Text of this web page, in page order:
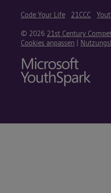
Code Your Life 21CCC
© 2026 21st Century
Cookies anpassen